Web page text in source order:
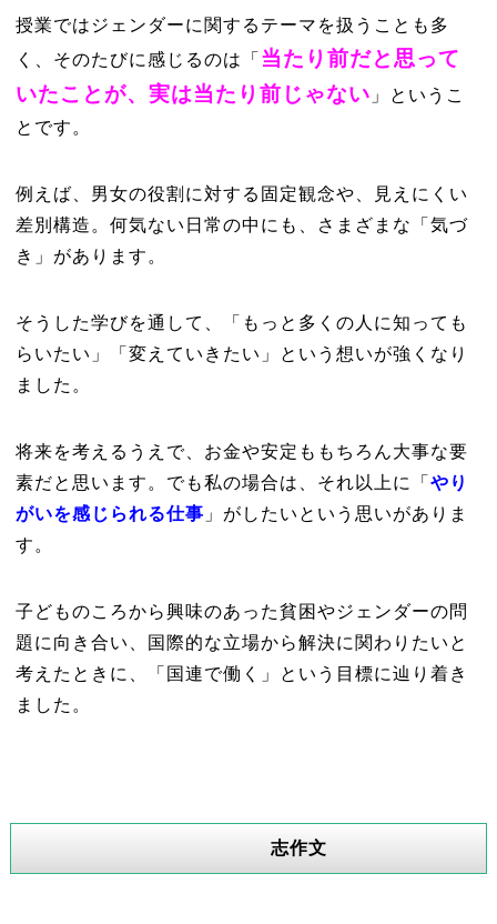
授業ではジェンダーに関するテーマを扱うことも多
く、そのたびに感じるのは「 当たり前だと思って
いたことが、実は当たり前じゃない 」というこ
とです。
例えば、男女の役割に対する固定観念や、見えにくい
差別構造。何気ない日常の中にも、さまざまな「気づ
き」があります。
そうした学びを通して、「もっと多くの人に知っても
らいたい」「変えていきたい」という想いが強くなり
ました。
将来を考えるうえで、お金や安定ももちろん大事な要
素だと思います。でも私の場合は、それ以上に「 やり
がいを感じられる仕事 」がしたいという思いがありま
す。
子どものころから興味のあった貧困やジェンダーの問
題に向き合い、国際的な立場から解決に関わりたいと
考えたときに、「国連で働く」という目標に辿り着き
ました。
志作文